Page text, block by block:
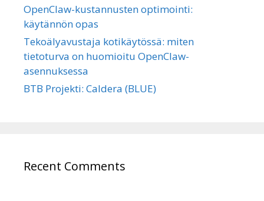
OpenClaw-kustannusten optimointi:
käytännön opas
Tekoälyavustaja kotikäytössä: miten
tietoturva on huomioitu OpenClaw-
asennuksessa
BTB Projekti: Caldera (BLUE)
Recent Comments